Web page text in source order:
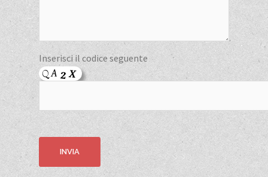
Inserisci il codice seguente